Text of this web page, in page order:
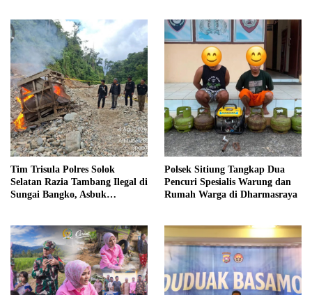
Tim Trisula Polres Solok
Selatan Razia Tambang Ilegal di
Sungai Bangko, Asbuk
Polsek Sitiung Tangkap Dua
Pencuri Spesialis Warung dan
Rumah Warga di Dharmasraya